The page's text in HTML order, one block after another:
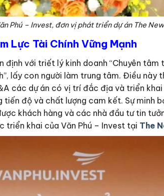
Phú – Invest, đơn vị phát triển dự án The
Lực Tài Chính Vững Mạnh
với triết lý kinh doanh “Chuyên
lấy con người làm trung tâm. Điều
các dự án có vị trí đắc địa và triển
độ và chất lượng cam kết. Sự minh
khách hàng và các nhà đầu tư tin
triển khai của Văn Phú – Invest tại The